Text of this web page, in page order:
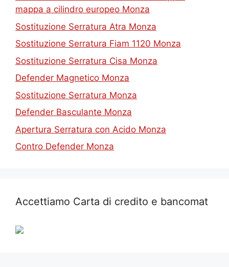
mappa a cilindro europeo Monza
Sostituzione Serratura Atra Monza
Sostituzione Serratura Fiam 1120 Monza
Sostituzione Serratura Cisa Monza
Defender Magnetico Monza
Sostituzione Serratura Monza
Defender Basculante Monza
Apertura Serratura con Acido Monza
Contro Defender Monza
Accettiamo Carta di credito e bancomat